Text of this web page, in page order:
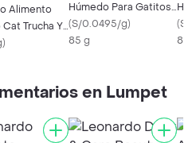
Alimento
Trucha Y
Gr
)
Húmedo Para Gatitos
Pollo 85 Gr
(S/0.0495/g)
85 g
(S/
85
en Lumpet